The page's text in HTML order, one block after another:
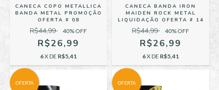
CANECA COPO METALLICA
BANDA METAL PROMOÇÃO
OFERTA # 08
R$44,99 40% OFF
R$26,99
6X DE R$5,41
CANECA BANDA IRON
MAIDEN ROCK METAL
LIQUIDAÇÃO OFERTA # 14
R$44,99 40% OFF
R$26,99
6X DE R$5,41
OFERTA OFERTA